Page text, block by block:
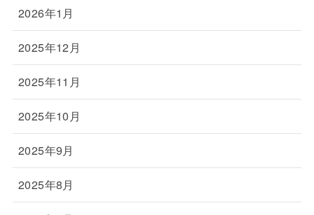
2026年1月
2025年12月
2025年11月
2025年10月
2025年9月
2025年8月